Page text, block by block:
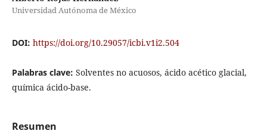
Universidad Autónoma de México
DOI: https://doi.org/10.29057/icbi.v1i2.504
Palabras clave: Solventes no acuosos, ácido acético glacial,
química ácido-base.
Resumen